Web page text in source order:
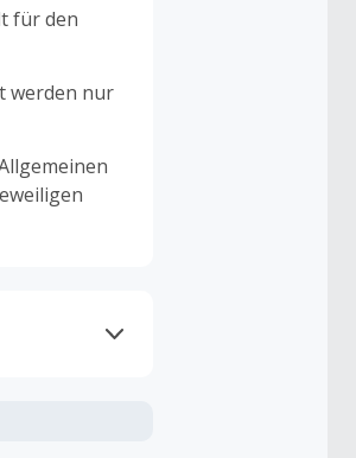
für den
werden nur